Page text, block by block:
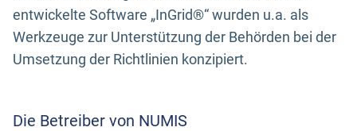
entwickelte Software „InGrid®“ wurden u.a. als
Werkzeuge zur Unterstützung der Behörden bei der
Umsetzung der Richtlinien konzipiert.
Die Betreiber von NUMIS